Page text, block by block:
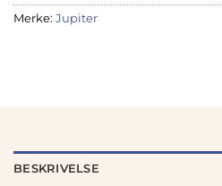
Merke: Jupiter
BESKRIVELSE